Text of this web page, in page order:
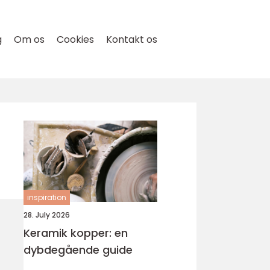
Om os Cookies Kontakt os
inspiration
28. July 2026
Keramik kopper: en
dybdegående guide